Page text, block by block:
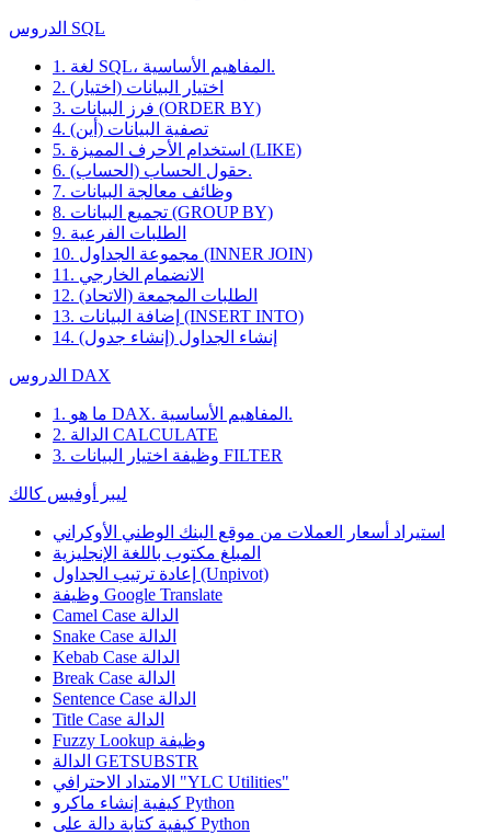
الدروس SQL
1. لغة SQL، المفاهيم الأساسية.
2. اختيار البيانات (اختيار)
3. فرز البيانات (ORDER BY)
4. تصفية البيانات (أين)
5. استخدام الأحرف المميزة (LIKE)
6. حقول الحساب (الحساب).
7. وظائف معالجة البيانات
8. تجميع البيانات (GROUP BY)
9. الطلبات الفرعية
10. مجموعة الجداول (INNER JOIN)
11. الانضمام الخارجي
12. الطلبات المجمعة (الاتحاد)
13. إضافة البيانات (INSERT INTO)
14. إنشاء الجداول (إنشاء جدول)
الدروس DAX
1. ما هو DAX. المفاهيم الأساسية.
2. الدالة CALCULATE
3. وظيفة اختيار البيانات FILTER
ليبر أوفيس كالك
استيراد أسعار العملات من موقع البنك الوطني الأوكراني
المبلغ مكتوب باللغة الإنجليزية
إعادة ترتيب الجداول (Unpivot)
Google Translate
Camel Case الدالة
Snake Case الدالة
Kebab Case الدالة
Break Case الدالة
Sentence Case الدالة
Title Case الدالة
Fuzzy Lookup وظيفة
الدالة GETSUBSTR
الامتداد الاحترافي "YLC Utilities"
كيفية إنشاء ماكرو Python
كيفية كتابة دالة على Python